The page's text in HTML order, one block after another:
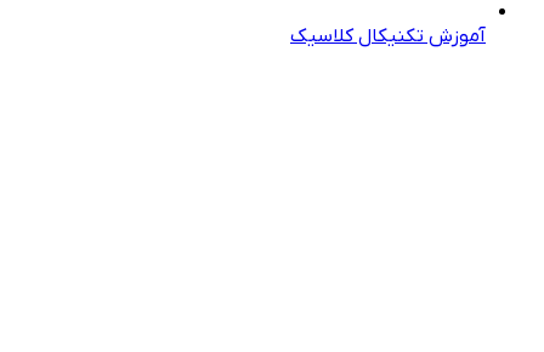
آموزش تکنیکال کلاسیک